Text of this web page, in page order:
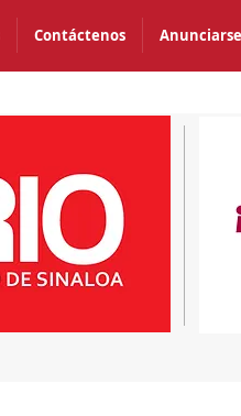
Contáctenos Anunciarse